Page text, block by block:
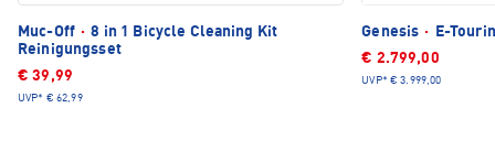
Muc-Off · 8 in 1 Bicycle Cleaning Kit
Reinigungsset
€ 39,99
UVP* € 62,99
Genesis ·
E-
€ 2.799,00
UVP* € 3.999,00